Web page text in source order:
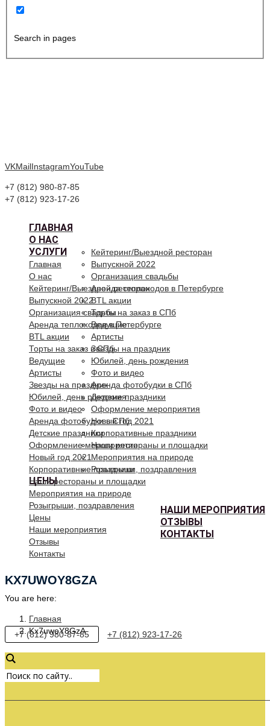
Search in pages
VKMailInstagramYouTube
+7 (812) 980-87-85
+7 (812) 923-17-26
ГЛАВНАЯ
О НАС
УСЛУГИ
Кейтеринг/Выездной ресторан
Выпускной 2022
Организация свадьбы
Аренда теплоходов в Петербурге
BTL акции
Торты на заказ в СПб
Ведущие
Артисты
Звезды на праздник
Юбилей, день рождения
Фото и видео
Аренда фотобудки в СПб
Детские праздники
Оформление мероприятия
Новый год 2021
Корпоративные праздники
Наши рестораны и площадки
Мероприятия на природе
Розыгрыши, поздравления
ЦЕНЫ
НАШИ МЕРОПРИЯТИЯ
ОТЗЫВЫ
КОНТАКТЫ
Главная
О нас
Кейтеринг/Выездной ресторан
Выпускной 2022
Организация свадьбы
Аренда теплоходов в Петербурге
BTL акции
Торты на заказ в СПб
Ведущие
Артисты
Звезды на праздник
Юбилей, день рождения
Фото и видео
Аренда фотобудки в СПб
Детские праздники
Оформление мероприятия
Новый год 2021
Корпоративные праздники
Наши рестораны и площадки
Мероприятия на природе
Розыгрыши, поздравления
Цены
Наши мероприятия
Отзывы
Контакты
KX7UWOY8GZA
You are here:
Главная
Kx7uwoY8GzA
+7 (812) 980-87-85 +7 (812) 923-17-26